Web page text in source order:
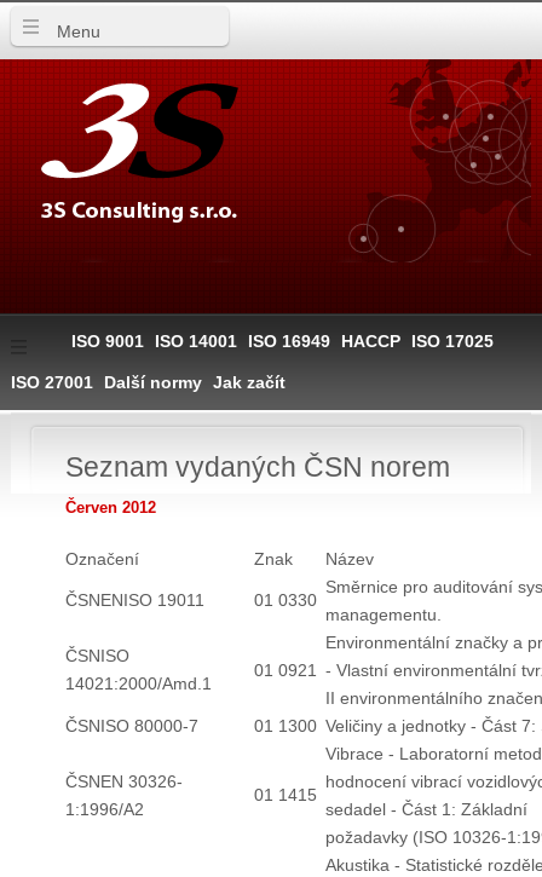
Menu
ISO 9001 ISO 14001 ISO 16949 HACCP ISO 17025
ISO 27001 Další normy Jak začít
Seznam vydaných ČSN norem
Červen 2012
Označení Znak Název
ČSNENISO 19011 01 0330
Směrnice pro auditování
managementu.
ČSNISO
14021:2000/Amd.1
01 0921
Environmentální značky a
- Vlastní environmentální
II environmentálního
ČSNISO 80000-7
01 1300 Veličiny a jednotky - Část 7:
ČSNEN 30326-
1:1996/A2
01 1415
Vibrace - Laboratorní
hodnocení vibrací
sedadel - Část 1: Základní
požadavky (ISO 10326-
Akustika - Statistické